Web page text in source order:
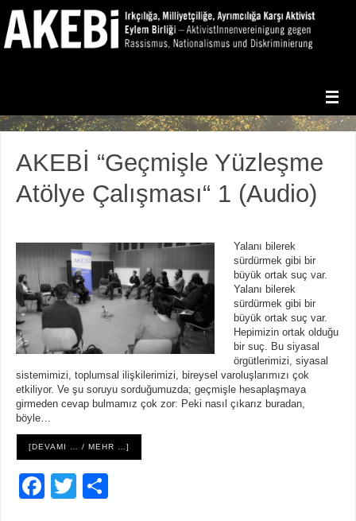
AKEBİ “Geçmişle Yüzleşme
Atölye Çalışması“ 1 (Audio)
Yalanı bilerek
sürdürmek gibi bir
büyük ortak suç var.
Yalanı bilerek
sürdürmek gibi bir
büyük ortak suç var.
Hepimizin ortak olduğu
bir suç. Bu siyasal
örgütlerimizi, siyasal
sistemimizi, toplumsal ilişkilerimizi, bireysel varoluşlarımızı çok
etkiliyor. Ve şu soruyu sorduğumuzda; geçmişle hesaplaşmaya
girmeden cevap bulmamız çok zor: Peki nasıl çıkarız buradan,
böyle…
[DEVAMI … / MEHR …]
F
T